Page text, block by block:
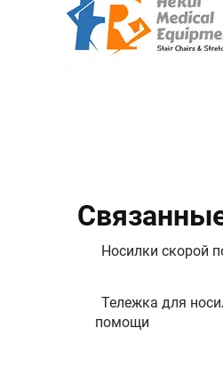
Носилки скорой
Тележка для
помощи